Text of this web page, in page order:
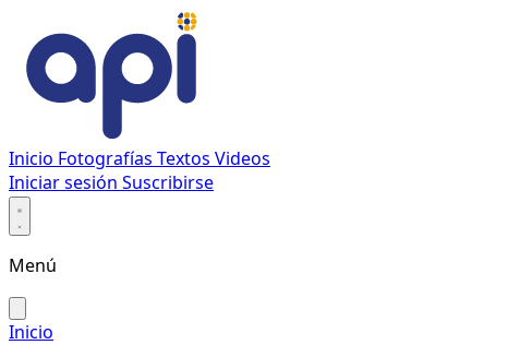
Inicio Fotografías Textos Videos
Iniciar sesión Suscribirse
Menú
Inicio